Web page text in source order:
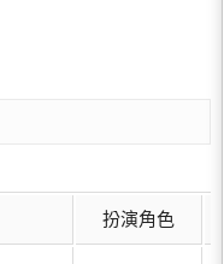
扮演角色